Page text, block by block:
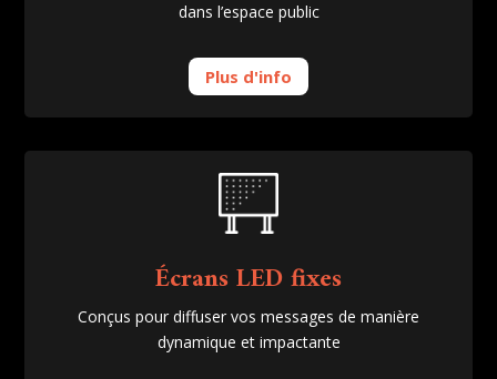
dans l’espace public
Plus d'info
Écrans LED fixes
Conçus pour diffuser vos messages de manière
dynamique et impactante